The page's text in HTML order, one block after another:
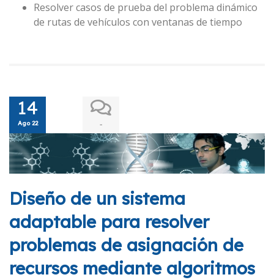
Resolver casos de prueba del problema dinámico
de rutas de vehículos con ventanas de tiempo
14
Ago 22 -
Diseño de un sistema
adaptable para resolver
problemas de asignación de
recursos mediante algoritmos